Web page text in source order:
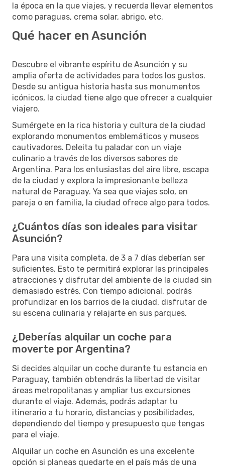
la época en la que viajes, y recuerda llevar elementos
como paraguas, crema solar, abrigo, etc.
Qué hacer en Asunción
Descubre el vibrante espíritu de Asunción y su
amplia oferta de actividades para todos los gustos.
Desde su antigua historia hasta sus monumentos
icónicos, la ciudad tiene algo que ofrecer a cualquier
viajero.
Sumérgete en la rica historia y cultura de la ciudad
explorando monumentos emblemáticos y museos
cautivadores. Deleita tu paladar con un viaje
culinario a través de los diversos sabores de
Argentina. Para los entusiastas del aire libre, escapa
de la ciudad y explora la impresionante belleza
natural de Paraguay. Ya sea que viajes solo, en
pareja o en familia, la ciudad ofrece algo para todos.
¿Cuántos días son ideales para visitar
Asunción?
Para una visita completa, de 3 a 7 días deberían ser
suficientes. Esto te permitirá explorar las principales
atracciones y disfrutar del ambiente de la ciudad sin
demasiado estrés. Con tiempo adicional, podrás
profundizar en los barrios de la ciudad, disfrutar de
su escena culinaria y relajarte en sus parques.
¿Deberías alquilar un coche para
moverte por Argentina?
Si decides alquilar un coche durante tu estancia en
Paraguay, también obtendrás la libertad de visitar
áreas metropolitanas y ampliar tus excursiones
durante el viaje. Además, podrás adaptar tu
itinerario a tu horario, distancias y posibilidades,
dependiendo del tiempo y presupuesto que tengas
para el viaje.
Alquilar un coche en Asunción es una excelente
opción si planeas quedarte en el país más de una